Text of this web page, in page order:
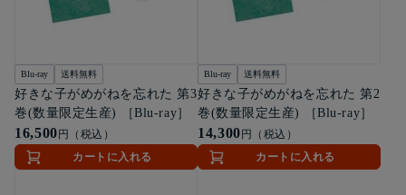
Blu-ray 送料無料
好きな子がめがねを忘れた 第3
巻(数量限定生産) ［Blu-ray］
16,500 円（税込）
カートに入れる
Blu-ray 送料無料
好きな子がめがねを忘れた 第2
巻(数量限定生産) ［Blu-ray］
14,300 円（税込）
カートに入れる